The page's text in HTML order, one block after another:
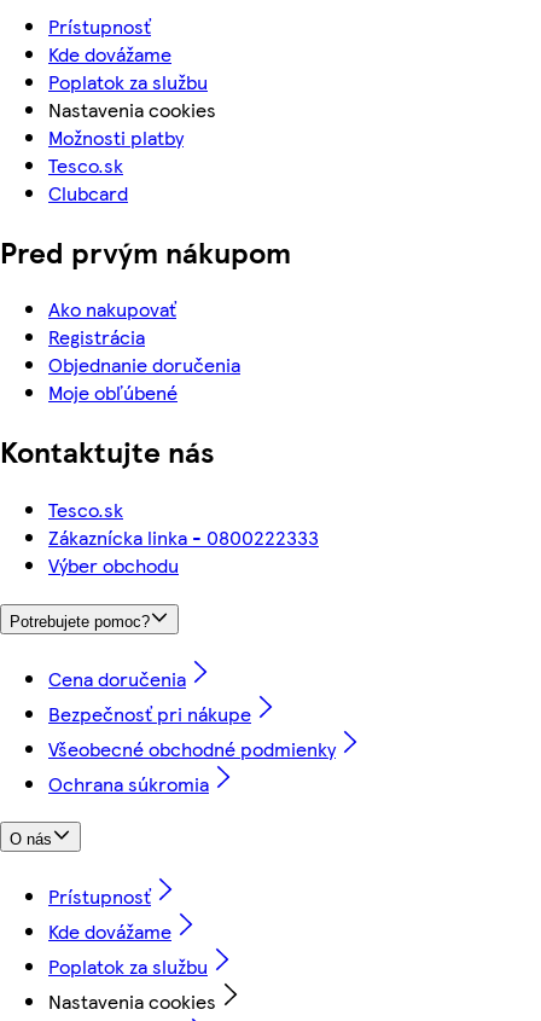
Prístupnosť
Kde dovážame
Poplatok za službu
Nastavenia cookies
Možnosti platby
Tesco.sk
Clubcard
Pred prvým nákupom
Ako nakupovať
Registrácia
Objednanie doručenia
Moje obľúbené
Kontaktujte nás
Tesco.sk
Zákaznícka linka - 0800222333
Výber obchodu
Potrebujete pomoc?
Cena doručenia
Bezpečnosť pri nákupe
Všeobecné obchodné podmienky
Ochrana súkromia
O nás
Prístupnosť
Kde dovážame
Poplatok za službu
Nastavenia cookies